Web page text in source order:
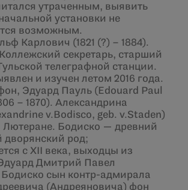
утраченным, выявить
установки не
возможным.
Карлович (1821 (?) – 1884).
секретарь, старший
телеграфной станции.
и изучен летом 2016 года.
Эдуард Пауль (Edouard Paul
– 1870). Александрина
v.Bodisco, geb. v.Staden)
Лютеране. Бодиско — древний
дворянский род;
с XII века, выходцы из
Дмитрий Павел
сын контр-адмирала
(Андреяновича) фон